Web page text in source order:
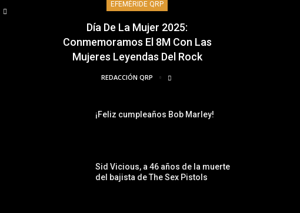
EFEMÉRIDE QRP
Día De La Mujer 2025:
Conmemoramos El 8M Con Las
Mujeres Leyendas Del Rock
REDACCIÓN QRP
¡Feliz cumpleaños Bob Marley!
Sid Vicious, a 46 años de la muerte
del bajista de The Sex Pistols